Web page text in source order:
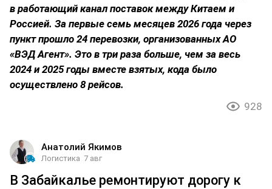
в работающий канал поставок между Китаем и
Россией. За первые семь месяцев 2026 года через
пункт прошло 24 перевозки, организованных АО
«ВЭД Агент». Это в три раза больше, чем за весь
2024 и 2025 годы вместе взятых, кода было
осуществлено 8 рейсов.
928
Анатолий Якимов
Логистика 7 авг
В Забайкалье ремонтируют дорогу к